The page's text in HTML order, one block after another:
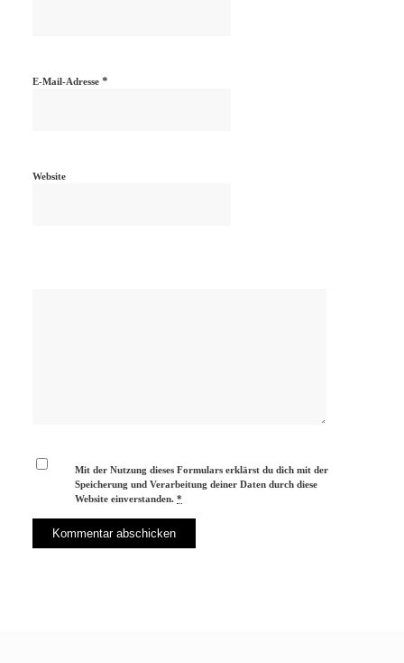
E-Mail-Adresse *
Website
Mit der Nutzung dieses Formulars erklärst du dich mit der
Speicherung und Verarbeitung deiner Daten durch diese
Website einverstanden.*